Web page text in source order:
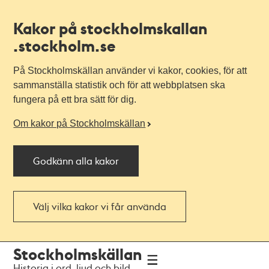
Kakor på stockholmskallan
.stockholm.se
På Stockholmskällan använder vi kakor, cookies, för att
sammanställa statistik och för att webbplatsen ska
fungera på ett bra sätt för dig.
Om kakor på Stockholmskällan
Godkänn alla kakor
Välj vilka kakor vi får använda
navigationen
huvudinnehållet
Stockholmskällan